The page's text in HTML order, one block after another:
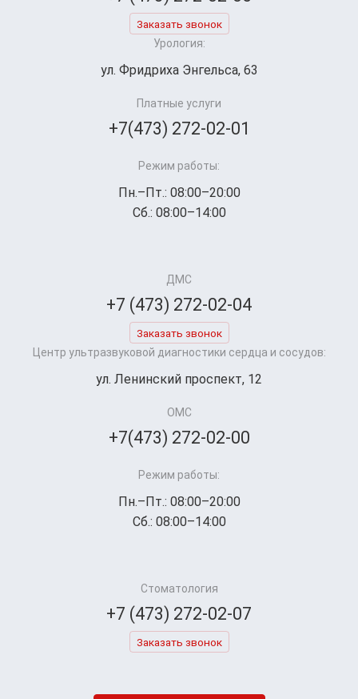
Заказать звонок
Урология:
ул. Фридриха Энгельса, 63
Платные услуги
+7(473) 272-02-01
Режим работы:
Пн.–Пт.: 08:00–20:00
Сб.: 08:00–14:00
ДМС
+7 (473) 272-02-04
Заказать звонок
Центр ультразвуковой диагностики сердца и сосудов:
ул. Ленинский проспект, 12
ОМС
+7(473) 272-02-00
Режим работы:
Пн.–Пт.: 08:00–20:00
Сб.: 08:00–14:00
Стоматология
+7 (473) 272-02-07
Заказать звонок